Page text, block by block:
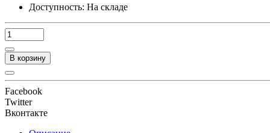
Доступность: На складе
В корзину
Facebook
Twitter
Вконтакте